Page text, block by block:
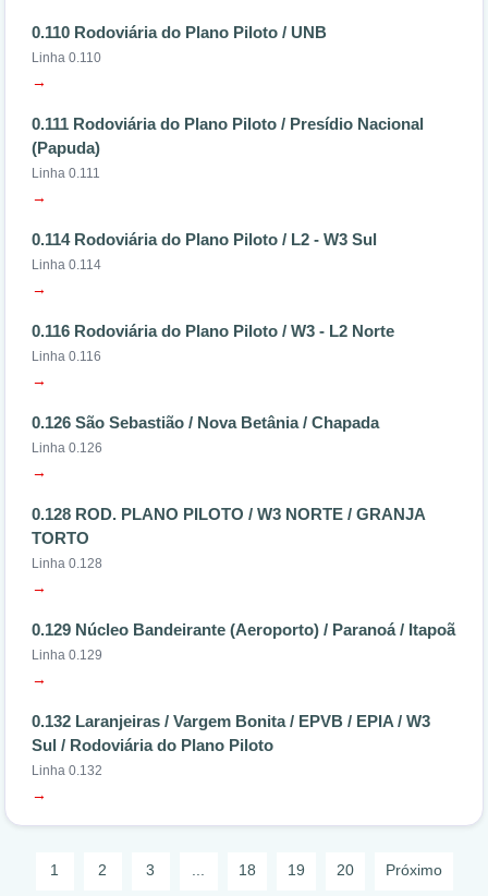
0.110 Rodoviária do Plano Piloto / UNB
Linha 0.110
→
0.111 Rodoviária do Plano Piloto / Presídio Nacional
(Papuda)
Linha 0.111
→
0.114 Rodoviária do Plano Piloto / L2 - W3 Sul
Linha 0.114
→
0.116 Rodoviária do Plano Piloto / W3 - L2 Norte
Linha 0.116
→
0.126 São Sebastião / Nova Betânia / Chapada
Linha 0.126
→
0.128 ROD. PLANO PILOTO / W3 NORTE / GRANJA
TORTO
Linha 0.128
→
0.129 Núcleo Bandeirante (Aeroporto) / Paranoá / Itapoã
Linha 0.129
→
0.132 Laranjeiras / Vargem Bonita / EPVB / EPIA / W3
Sul / Rodoviária do Plano Piloto
Linha 0.132
→
1 2 3 18 19 20 Próximo